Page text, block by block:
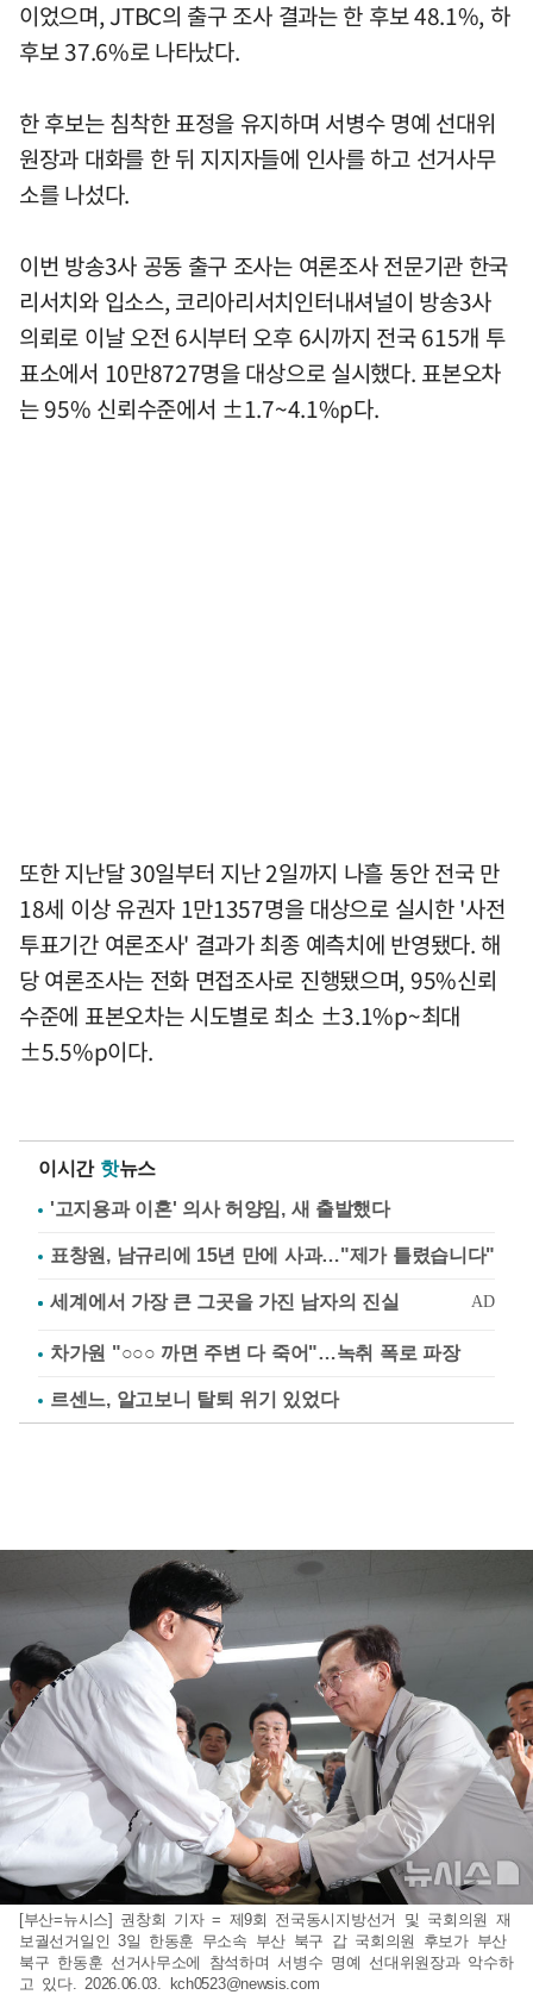
이었으며, JTBC의 출구 조사 결과는 한 후보 48.1%, 하
후보 37.6%로 나타났다.
한 후보는 침착한 표정을 유지하며 서병수 명예 선대위
원장과 대화를 한 뒤 지지자들에 인사를 하고 선거사무
소를 나섰다.
이번 방송3사 공동 출구 조사는 여론조사 전문기관 한국
리서치와 입소스, 코리아리서치인터내셔널이 방송3사
의뢰로 이날 오전 6시부터 오후 6시까지 전국 615개 투
표소에서 10만8727명을 대상으로 실시했다. 표본오차
는 95% 신뢰수준에서 ±1.7~4.1%p다.
또한 지난달 30일부터 지난 2일까지 나흘 동안 전국 만
18세 이상 유권자 1만1357명을 대상으로 실시한 '사전
투표기간 여론조사' 결과가 최종 예측치에 반영됐다. 해
당 여론조사는 전화 면접조사로 진행됐으며, 95%신뢰
수준에 표본오차는 시도별로 최소 ±3.1%p~최대
±5.5%p이다.
이시간 핫뉴스
'고지용과 이혼' 의사 허양임, 새 출발했다
표창원, 남규리에 15년 만에 사과…"제가 틀렸습니다"
차가원 "○○○ 까면 주변 다 죽어"…녹취 폭로 파장
르센느, 알고보니 탈퇴 위기 있었다
[부산=뉴시스] 권창회 기자 = 제9회 전국동시지방선거 및 국회의원 재
보궐선거일인 3일 한동훈 무소속 부산 북구 갑 국회의원 후보가 부산
북구 한동훈 선거사무소에 참석하며 서병수 명예 선대위원장과 악수하
고 있다. 2026.06.03.
kch0523@newsis.com